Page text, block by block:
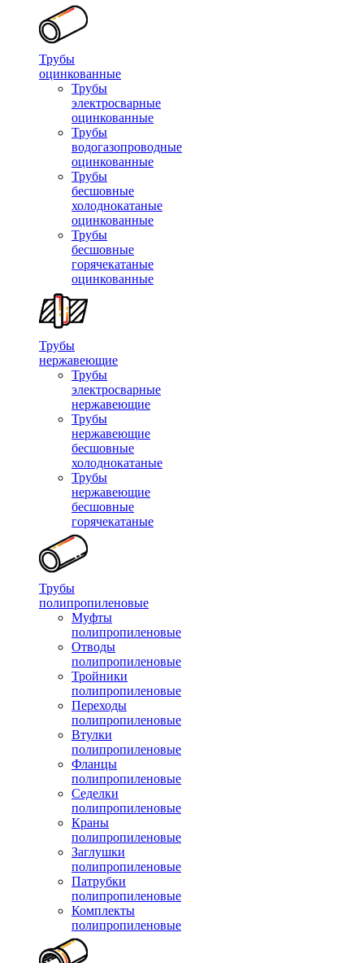
Трубы
оцинкованные
Трубы
электросварные
оцинкованные
Трубы
водогазопроводные
оцинкованные
Трубы
бесшовные
холоднокатаные
оцинкованные
Трубы
бесшовные
горячекатаные
оцинкованные
Трубы
нержавеющие
Трубы
электросварные
нержавеющие
Трубы
нержавеющие
бесшовные
холоднокатаные
Трубы
нержавеющие
бесшовные
горячекатаные
Трубы
полипропиленовые
Муфты
полипропиленовые
Отводы
полипропиленовые
Тройники
полипропиленовые
Переходы
полипропиленовые
Втулки
полипропиленовые
Фланцы
полипропиленовые
Седелки
полипропиленовые
Краны
полипропиленовые
Заглушки
полипропиленовые
Патрубки
полипропиленовые
Комплекты
полипропиленовые